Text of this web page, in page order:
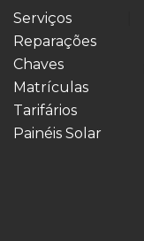
Serviços
Reparações
Chaves
Matrículas
Tarifários
Painéis Solar